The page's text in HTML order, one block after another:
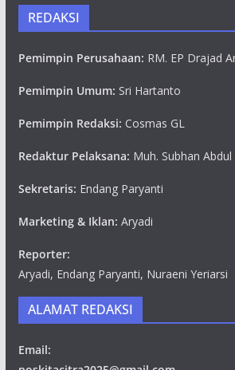
REDAKSI
Pemimpin Perusahaan: RM. EP Drajad
Pemimpin Umum: Sri Hartanto
Pemimpin Redaksi: Cosmas GL
Redaktur Pelaksana: Muh. Subhan
Sekretaris: Endang Paryanti
Marketing & Iklan: Aryadi
Reporter:
Aryadi, Endang Paryanti, Nuraeni Yeriarsi
ALAMAT REDAKSI
Email: